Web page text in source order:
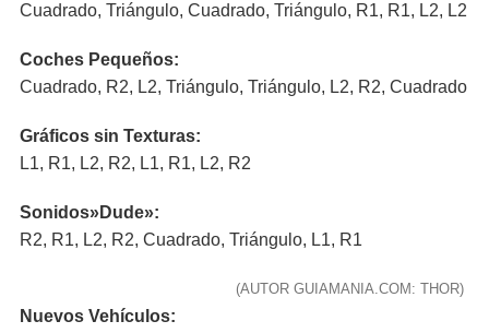
Cuadrado, Triángulo, Cuadrado, Triángulo, R1, R1, L2, L2
Coches Pequeños:
Cuadrado, R2, L2, Triángulo, Triángulo, L2, R2, Cuadrado
Gráficos sin Texturas:
L1, R1, L2, R2, L1, R1, L2, R2
Sonidos»Dude»:
R2, R1, L2, R2, Cuadrado, Triángulo, L1, R1
(AUTOR GUIAMANIA.COM: THOR)
Nuevos Vehículos: